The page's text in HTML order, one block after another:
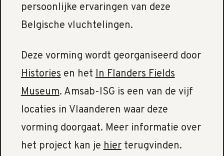
persoonlijke ervaringen van deze
Belgische vluchtelingen.
Deze vorming wordt georganiseerd door
Historiesen hetIn Flanders Fields
Museum. Amsab-ISG is een van de vijf
locaties in Vlaanderen waar deze
vorming doorgaat. Meer informatie over
het project kan jehierterugvinden.